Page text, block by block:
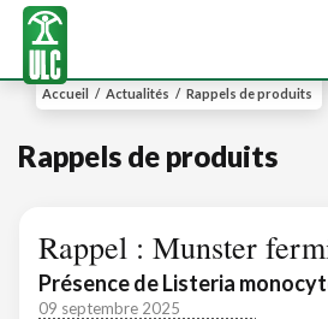
Accueil / Actualités / Rappels de produits
Rappels de produits
Rappel : Munster
Présence de Listeria
09 septembre 2025